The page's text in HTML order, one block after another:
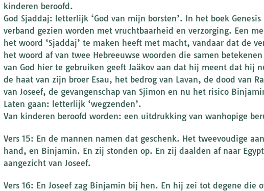
kinderen beroofd.
God Sjaddaj: letterlijk ‘God van mijn borsten’. In het boek
verband gezien worden met vruchtbaarheid en verzorging. Een
het woord ‘Sjaddaj’ te maken heeft met macht, vandaar dat de
het woord af van twee Hebreeuwse woorden die samen
van God hier te gebruiken geeft Jaäkov aan dat hij meent dat hij
de haat van zijn broer Esau, het bedrog van Lavan, de dood van
van Joseef, de gevangenschap van Sjimon en nu het risico
Laten gaan: letterlijk ‘wegzenden’.
Van kinderen beroofd worden: een uitdrukking van wanhopige
Vers 15: En de mannen namen dat geschenk. Het tweevoudige
hand, en Binjamin. En zij stonden op. En zij daalden af naar
aangezicht van Joseef.
Vers 16: En Joseef zag Binjamin bij hen. En hij zei tot degene die